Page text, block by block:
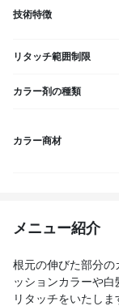
技術特徴
リタッチ範囲制限
カラー剤の種類
カラー商材
メニュー紹介
根元の伸びた部分の
ッションカラーや
リタッチをいたしま